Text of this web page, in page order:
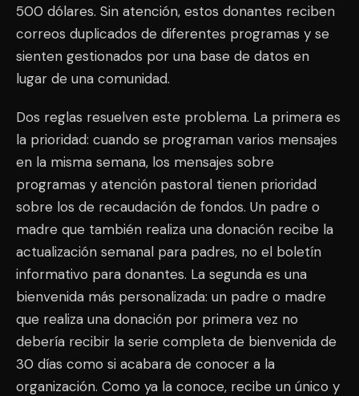
500 dólares. Sin atención, estos donantes reciben
correos duplicados de diferentes programas y se
sienten gestionados por una base de datos en
lugar de una comunidad.
Dos reglas resuelven este problema. La primera es
la prioridad: cuando se programan varios mensajes
en la misma semana, los mensajes sobre
programas y atención pastoral tienen prioridad
sobre los de recaudación de fondos. Un padre o
madre que también realiza una donación recibe la
actualización semanal para padres, no el boletín
informativo para donantes. La segunda es una
bienvenida más personalizada: un padre o madre
que realiza una donación por primera vez no
debería recibir la serie completa de bienvenida de
30 días como si acabara de conocer a la
organización. Como ya la conoce, recibe un único y